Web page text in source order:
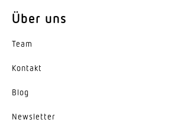
Über uns
Team
Kontakt
Blog
News­letter